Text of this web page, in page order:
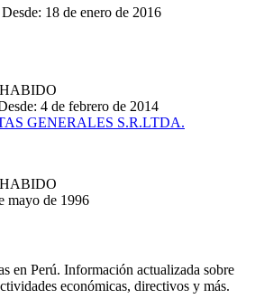
Desde: 18 de enero de 2016
4 de febrero de 2014
GENERALES S.R.LTDA.
mayo de 1996
en Perú. Información actualizada sobre
económicas, directivos y más.